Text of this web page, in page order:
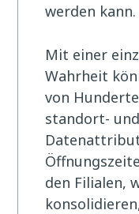
werden kann.
Mit einer
Wahrheit
von
standort-
den Filialen,